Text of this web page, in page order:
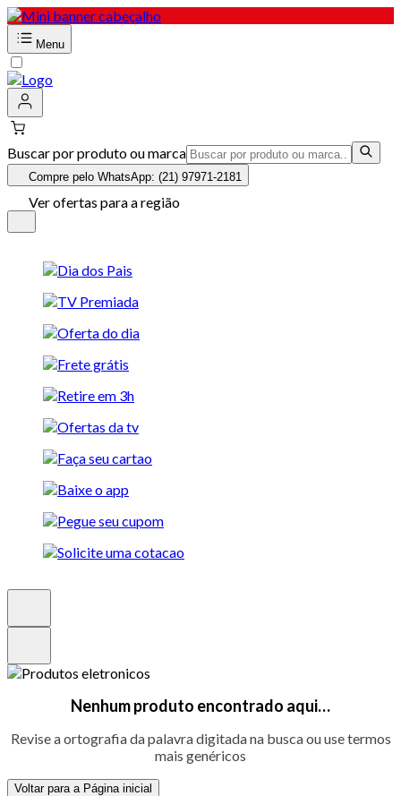
Menu
Buscar por produto ou marca
Compre pelo WhatsApp: (21) 97971-2181
Ver ofertas para a região
Nenhum produto encontrado aqui…
Revise a ortografia da palavra digitada na busca ou use termos
mais genéricos
Voltar para a Página inicial